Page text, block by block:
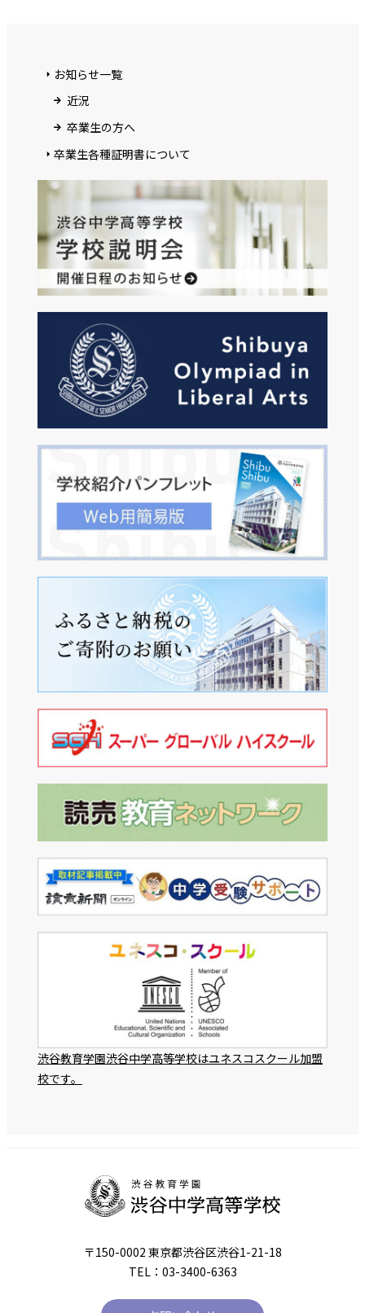
お知らせ一覧
近況
卒業生の方へ
卒業生各種証明書について
渋谷教育学園渋谷中学高等学校はユネスコスクール加盟
校です。
〒150-0002 東京都渋谷区渋谷1-21-18
TEL：03-3400-6363